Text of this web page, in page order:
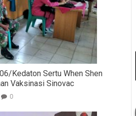
Kedaton Sertu When Shen
Vaksinasi Sinovac
0